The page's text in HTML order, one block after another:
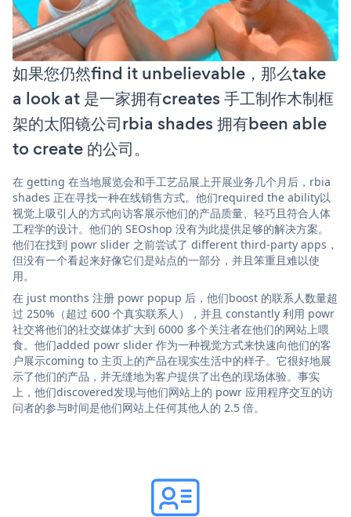
如果您仍然find it unbelievable，那么take
a look at 是一家拥有creates 手工制作木制框
架的太阳镜公司rbia shades 拥有been able
to create 的公司。
在 getting 在当地展览会和手工艺品展上开展业务几个月后，rbia
shades 正在寻找一种在线销售方式。他们required the ability以
视觉上吸引人的方式向访客展示他们的产品质量、轻巧且符合人体
工程学的设计。他们的 SEOshop 没有为此提供足够的解决方案。
他们在找到 powr slider 之前尝试了 different third-party apps，
但没有一个看起来好像它们是站点的一部分，并且笨重且难以使
用。
在 just months 注册 powr popup 后，他们boost 的联系人数量超
过 250%（超过 600 个真实联系人），并且 constantly 利用 powr
社交将他们的社交媒体扩大到 6000 多个关注者在他们的网站上喂
食。他们added powr slider 作为一种视觉方式来快速向他们的客
户展示coming to 主页上的产品在现实生活中的样子。它很好地展
示了他们的产品，并无缝地为客户提供了出色的现场体验。事实
上，他们discovered发现与他们网站上的 powr 应用程序交互的访
问者的参与时间是他们网站上任何其他人的 2.5 倍。